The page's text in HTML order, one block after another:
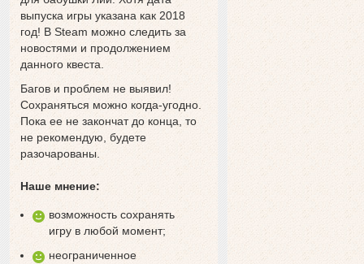
выпуска игры указана как 2018
год! В Steam можно следить за
новостями и продолжением
данного квеста.
Багов и проблем не выявил!
Сохраняться можно когда-угодно.
Пока ее не закончат до конца, то
не рекомендую, будете
разочарованы.
Наше мнение:
возможность сохранять
игру в любой момент;
неограниченное